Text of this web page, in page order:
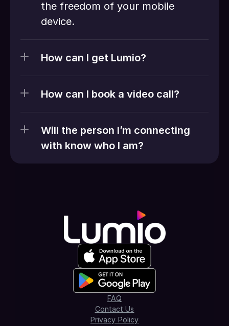
the freedom of your mobile
device.
How can I get Lumio?
How can I book a video call?
Will the person I’m connecting
with know who I am?
Privacy Policy
FAQ
Contact Us